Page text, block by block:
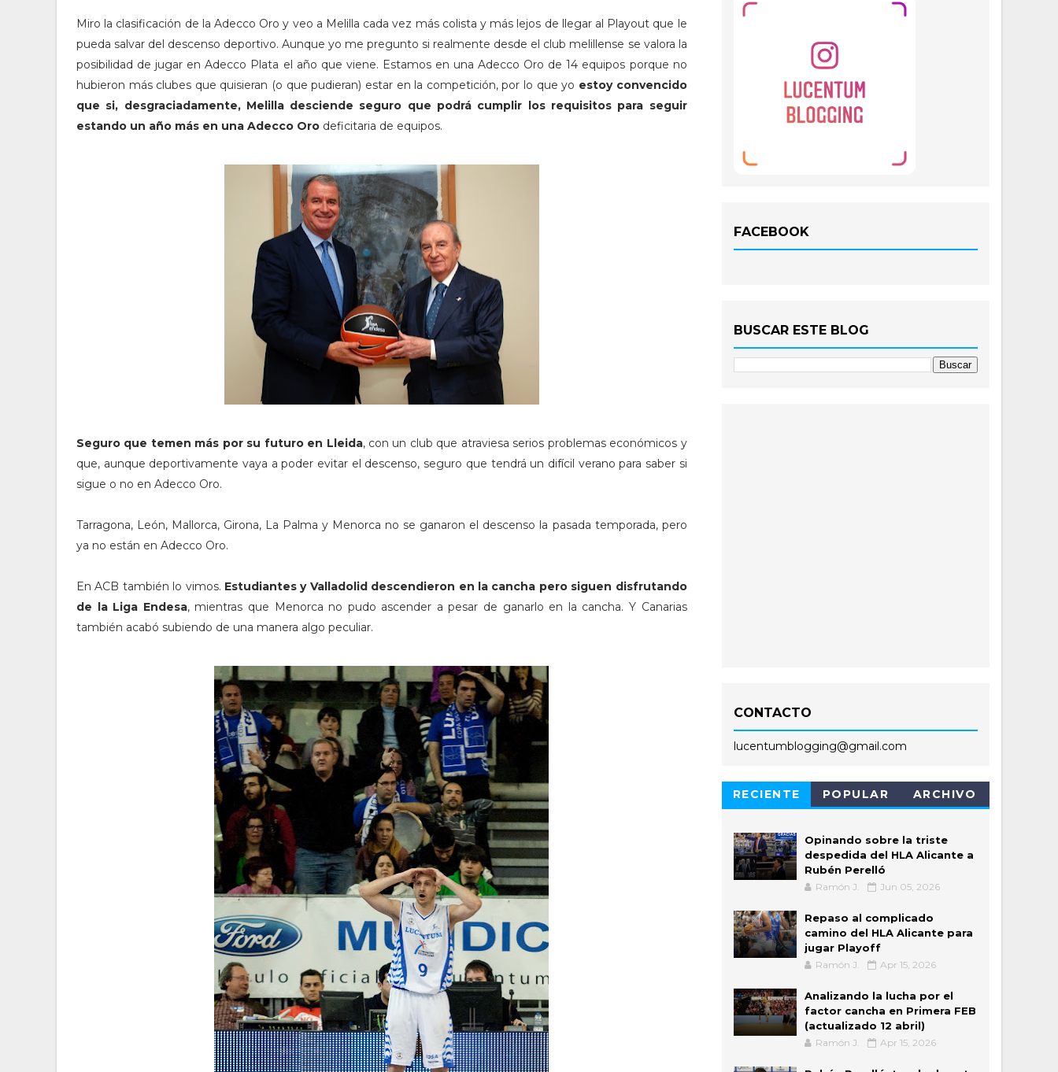
Miro la clasificación de la Adecco Oro y veo a Melilla cada vez más colista y más lejos de llegar al Playout que le
pueda salvar del descenso deportivo. Aunque yo me pregunto si realmente desde el club melillense se valora la
posibilidad de jugar en Adecco Plata el año que viene. Estamos en una Adecco Oro de 14 equipos porque no
hubieron más clubes que quisieran (o que pudieran) estar en la competición, por lo que yo estoy convencido
que si, desgraciadamente, Melilla desciende seguro que podrá cumplir los requisitos para seguir
estando un año más en una Adecco Oro deficitaria de equipos.
Seguro que temen más por su futuro en Lleida, con un club que atraviesa serios problemas económicos y
que, aunque deportivamente vaya a poder evitar el descenso, seguro que tendrá un difícil verano para saber si
sigue o no en Adecco Oro.
Tarragona, León, Mallorca, Girona, La Palma y Menorca no se ganaron el descenso la pasada temporada, pero
ya no están en Adecco Oro.
En ACB también lo vimos. Estudiantes y Valladolid descendieron en la cancha pero siguen disfrutando
de la Liga Endesa, mientras que Menorca no pudo ascender a pesar de ganarlo en la cancha. Y Canarias
también acabó subiendo de una manera algo peculiar.
FACEBOOK
BUSCAR ESTE BLOG
CONTACTO
lucentumblogging@gmail.com
RECIENTE POPULAR ARCHIVO
Opinando sobre la triste
despedida del HLA Alicante a
Rubén Perelló
Ramón J. Jun 05, 2026
Repaso al complicado
camino del HLA Alicante para
jugar Playoff
Ramón J. Apr 15, 2026
Analizando la lucha por el
factor cancha en Primera FEB
(actualizado 12 abril)
Ramón J. Apr 15, 2026